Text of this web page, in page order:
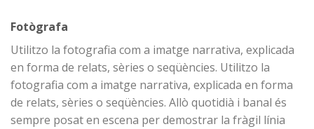
Fotògrafa
Utilitzo la fotografia com a imatge narrativa, explicada
en forma de relats, sèries o seqüències. Utilitzo la
fotografia com a imatge narrativa, explicada en forma
de relats, sèries o seqüències. Allò quotidià i banal és
sempre posat en escena per demostrar la fràgil línia